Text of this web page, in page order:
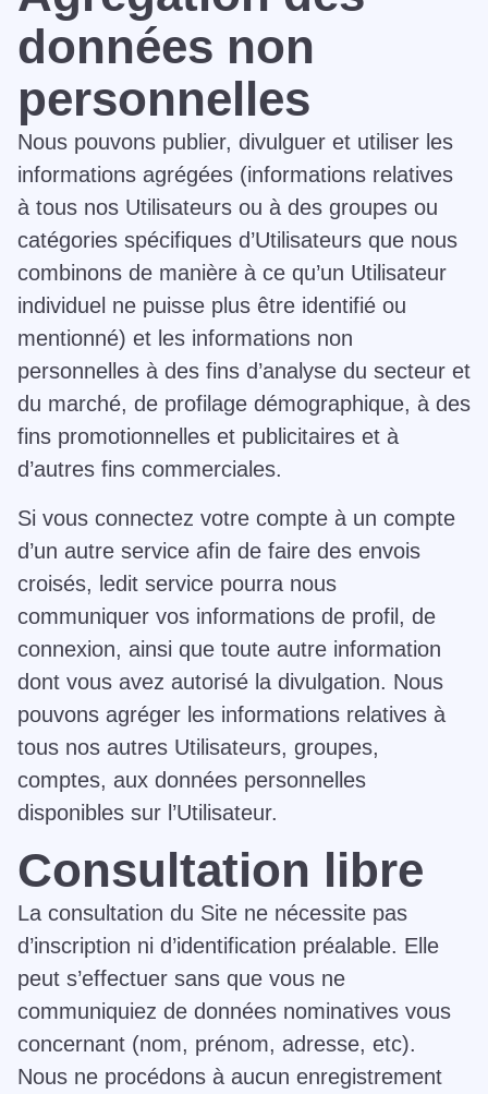
données non
personnelles
Nous pouvons publier, divulguer et utiliser les
informations agrégées (informations relatives
à tous nos Utilisateurs ou à des groupes ou
catégories spécifiques d’Utilisateurs que nous
combinons de manière à ce qu’un Utilisateur
individuel ne puisse plus être identifié ou
mentionné) et les informations non
personnelles à des fins d’analyse du secteur et
du marché, de profilage démographique, à des
fins promotionnelles et publicitaires et à
d’autres fins commerciales.
Si vous connectez votre compte à un compte
d’un autre service afin de faire des envois
croisés, ledit service pourra nous
communiquer vos informations de profil, de
connexion, ainsi que toute autre information
dont vous avez autorisé la divulgation. Nous
pouvons agréger les informations relatives à
tous nos autres Utilisateurs, groupes,
comptes, aux données personnelles
disponibles sur l’Utilisateur.
Consultation libre
La consultation du Site ne nécessite pas
d’inscription ni d’identification préalable. Elle
peut s’effectuer sans que vous ne
communiquiez de données nominatives vous
concernant (nom, prénom, adresse, etc).
Nous ne procédons à aucun enregistrement